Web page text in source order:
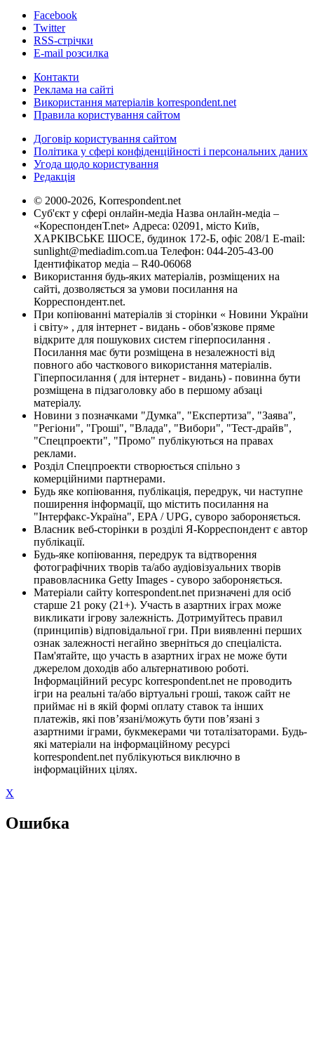
Facebook
Twitter
RSS-стрічки
E-mail розсилка
Контакти
Реклама на сайті
Використання матеріалів korrespondent.net
Правила користування сайтом
Договір користування сайтом
Політика у сфері конфіденційності і персональних даних
Угода щодо користування
Редакція
© 2000-2026, Korrespondent.net
Суб'єкт у сфері онлайн-медіа Назва онлайн-медіа –
«КореспонденТ.net» Адреса: 02091, місто Київ,
ХАРКІВСЬКЕ ШОСЕ, будинок 172-Б, офіс 208/1 E-mail:
sunlight@mediadim.com.ua Телефон: 044-205-43-00
Ідентифікатор медіа – R40-06068
Використання будь-яких матеріалів, розміщених на
сайті, дозволяється за умови посилання на
Корреспондент.net.
При копіюванні матеріалів зі сторінки « Новини України
і світу» , для інтернет - видань - обов'язкове пряме
відкрите для пошукових систем гіперпосилання .
Посилання має бути розміщена в незалежності від
повного або часткового використання матеріалів.
Гіперпосилання ( для інтернет - видань) - повинна бути
розміщена в підзаголовку або в першому абзаці
матеріалу.
Новини з позначками "Думка", "Експертиза", "Заява",
"Регіони", "Гроші", "Влада", "Вибори", "Тест-драйв",
"Спецпроекти", "Промо" публікуються на правах
реклами.
Розділ Спецпроекти створюється спільно з
комерційними партнерами.
Будь яке копіювання, публікація, передрук, чи наступне
поширення інформації, що містить посилання на
"Інтерфакс-Україна", EPA / UPG, суворо забороняється.
Власник веб-сторінки в розділі Я-Корреспондент є автор
публікації.
Будь-яке копіювання, передрук та відтворення
фотографічних творів та/або аудіовізуальних творів
правовласника Getty Images - суворо забороняється.
Матеріали сайту korrespondent.net призначені для осіб
старше 21 року (21+). Участь в азартних іграх може
викликати ігрову залежність. Дотримуйтесь правил
(принципів) відповідальної гри. При виявленні перших
ознак залежності негайно зверніться до спеціаліста.
Пам'ятайте, що участь в азартних іграх не може бути
джерелом доходів або альтернативою роботі.
Інформаційний ресурс korrespondent.net не проводить
ігри на реальні та/або віртуальні гроші, також сайт не
приймає ні в якій формі оплату ставок та інших
платежів, які пов’язані/можуть бути пов’язані з
азартними іграми, букмекерами чи тоталізаторами. Будь-
які матеріали на інформаційному ресурсі
korrespondent.net публікуються виключно в
інформаційних цілях.
X
Ошибка